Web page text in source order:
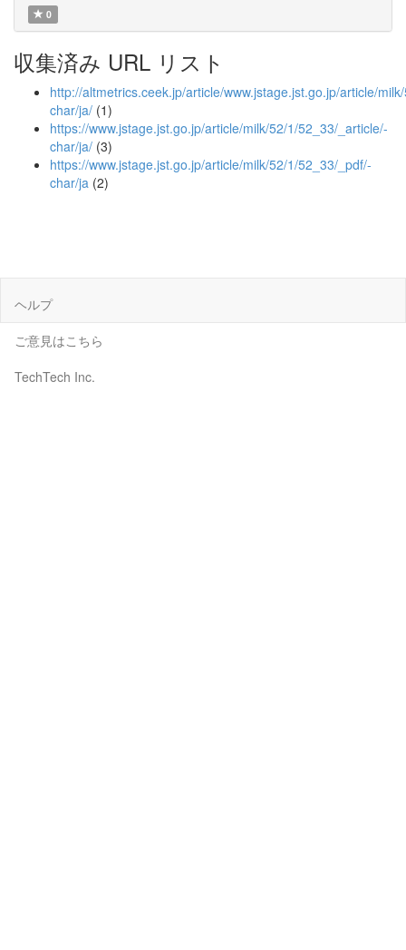
0
収集済み URL リスト
http://altmetrics.ceek.jp/article/www.jstage.jst.go.jp/article/
char/ja/ (1)
https://www.jstage.jst.go.jp/article/milk/52/1/52_33/_article/-
char/ja/ (3)
https://www.jstage.jst.go.jp/article/milk/52/1/52_33/_pdf/-
char/ja (2)
ヘルプ
ご意見はこちら
TechTech Inc.